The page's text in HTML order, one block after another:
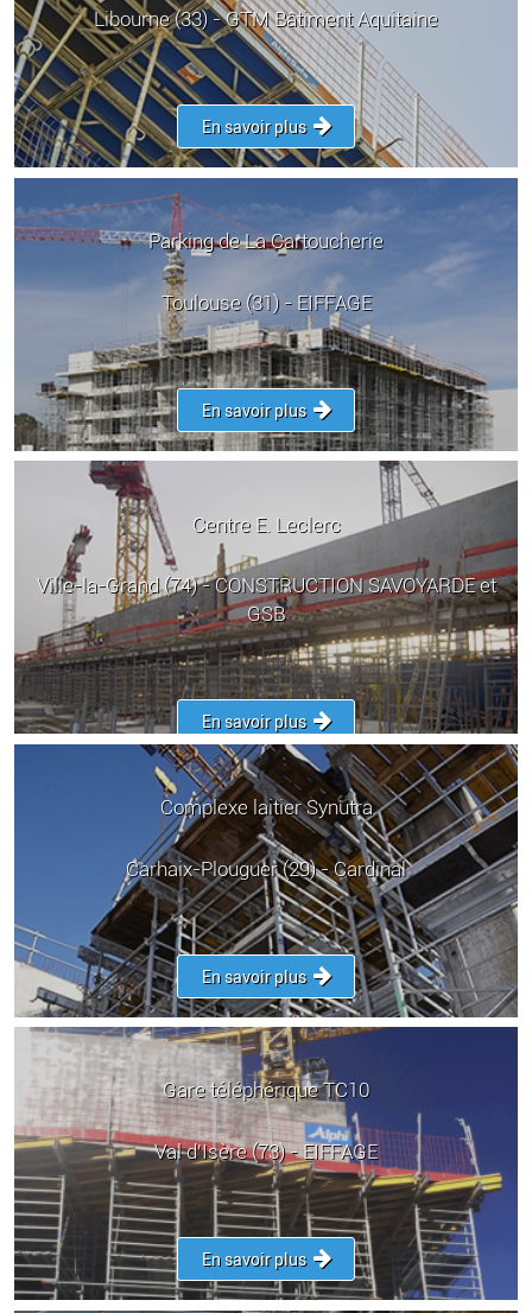
Libourne (33) - GTM Bâtiment Aquitaine
En savoir plus
Parking de La Cartoucherie
Toulouse (31) - EIFFAGE
En savoir plus
Centre E. Leclerc
Ville-la-Grand (74) - CONSTRUCTION SAVOYARDE et
GSB
En savoir plus
Complexe laitier Synutra
Carhaix-Plouguer (29) - Cardinal
En savoir plus
Gare téléphérique TC10
Val d'Isère (73) - EIFFAGE
En savoir plus